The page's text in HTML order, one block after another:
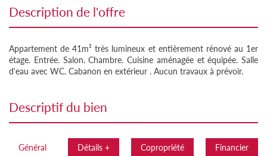
description de l'offre
Appartement de 41m² très lumineux et entièrement rénové au 1er
étage. Entrée. Salon. Chambre. Cuisine aménagée et équipée. Salle
d'eau avec WC. Cabanon en extérieur . Aucun travaux à prévoir.
descriptif du bien
Général Détails + Copropriété Financier